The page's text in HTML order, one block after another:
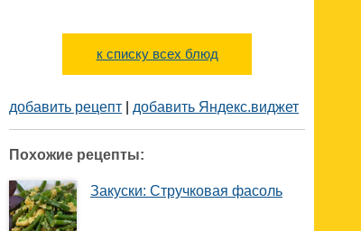
к списку всех блюд
добавить рецепт добавить Яндекс.виджет
Похожие рецепты:
Закуски: Стручковая фасоль